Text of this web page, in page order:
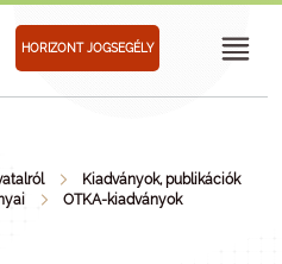
HORIZONT JOGSEGÉLY
Kiadványok, publikációk
OTKA-kiadványok